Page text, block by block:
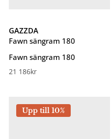
GAZZDA
Fawn sängram 180
Fawn sängram 180
21 186kr
Upp till 10%